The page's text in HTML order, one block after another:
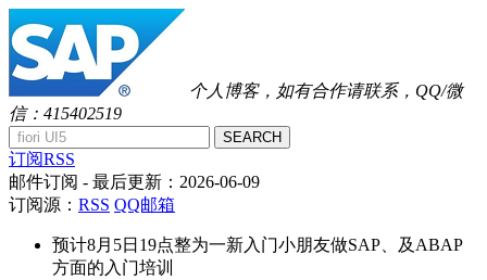
个人博客，如有合作请联系，QQ/微
信：415402519
SEARCH
订阅RSS
邮件订阅 - 最后更新： 2026-06-09
订阅源： RSS QQ邮箱
预计8月5日19点整为一新入门小朋友做SAP、及ABAP
方面的入门培训